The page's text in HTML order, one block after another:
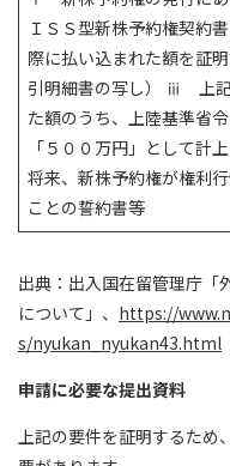
ＩＳＳ型新株予約権契
際に払い込まれた額を証
引明細書の写し） ⅲ 上
た額のうち、上陸基準省
「５００万円」として計
将来、新株予約権が権利
ことの誓約書等
出典：出入国在留管理庁「
について」、 https://
s/nyukan_nyukan43.html
申請に必要な提出資料
上記の要件を証明するた